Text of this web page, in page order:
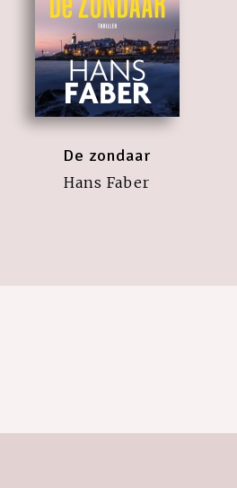
De zondaar
Hans Faber